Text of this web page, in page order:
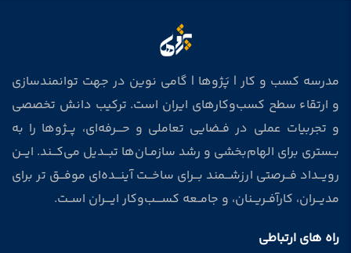
مدرسه کسب و کار | پَژوها | گامی نوین در جهت توانمندسازی
و ارتقاء سطح کسب‌وکارهای ایران است. ترکیب دانش تخصصی
و تجربیات عملی در فــضایی تعاملی و حــــرفه‌ای، پـــژوها را به
بــستری برای الهام‌بخشی و رشد سازمــان‌ها تبـــدیل می‌کـــند. ایـــن
رویـــداد فـــرصتی ارزشـــمند بـــرای ساخـــت آینـــده‌ای موفـــق‌ تر برای
مدیـــران، کارآفــریــنان، و جامــعه کســــب‌وکار ایــــران اســت.
راه های ارتباطی